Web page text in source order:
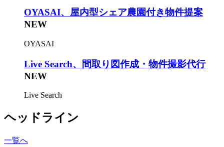
OYASAI、屋内型シェア農園付き物件提案
NEW
OYASAI
Live Search、間取り図作成・物件撮影代行
NEW
Live Search
ヘッドライン
一覧へ